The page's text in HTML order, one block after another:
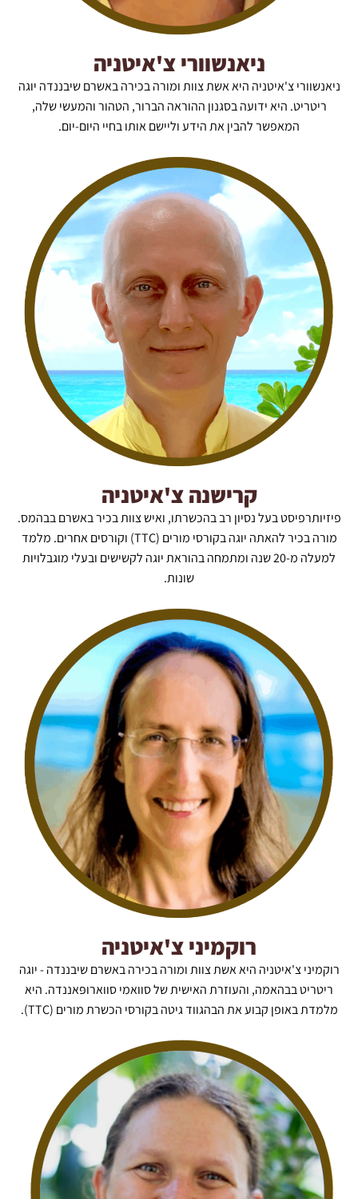
ניאנשוורי צ'איטניה
ניאנשוורי צ'איטניה היא אשת צוות ומורה בכירה באשרם שיבננדה יוגה
ריטריט. היא ידועה בסגנון ההוראה הברור, הטהור והמעשי שלה,
המאפשר להבין את הידע וליישם אותו בחיי היום-יום.
קרישנה צ'איטניה
פיזיותרפיסט בעל נסיון רב בהכשרתו, ואיש צוות בכיר באשרם בבהמס.
מורה בכיר להאתה יוגה בקורסי מורים (TTC) וקורסים אחרים. מלמד
למעלה מ-20 שנה ומתמחה בהוראת יוגה לקשישים ובעלי מוגבלויות
שונות.
רוקמיני צ'איטניה
רוקמיני צ'איטניה היא אשת צוות ומורה בכירה באשרם שיבננדה - יוגה
ריטריט בבהאמה, והעוזרת האישית של סוואמי סווארופּאננדה. היא
מלמדת באופן קבוע את הבהגווד גיטה בקורסי הכשרת מורים (TTC).